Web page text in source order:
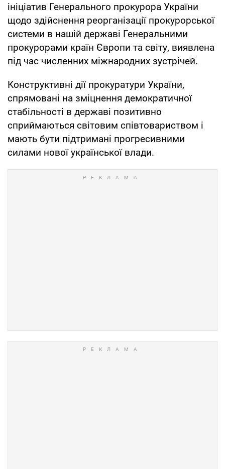
ініціатив Генерального прокурора України
щодо здійснення реорганізації прокурорської
системи в нашій державі Генеральними
прокурорами країн Європи та світу, виявлена
під час численних міжнародних зустрічей.
Конструктивні дії прокуратури України,
спрямовані на зміцнення демократичної
стабільності в державі позитивно
сприймаються світовим співтовариством і
мають бути підтримані прогресивними
силами нової української влади.